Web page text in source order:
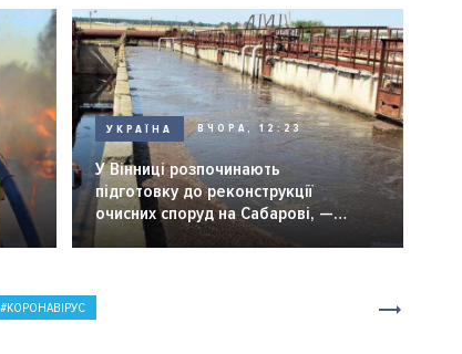
УКРАЇНА ВЧОРА, 12:23
У Вінниці розпочинають
підготовку до реконструкції
очисних споруд на Сабарові, —
мер Вінниці.
КОРОНАВІРУС